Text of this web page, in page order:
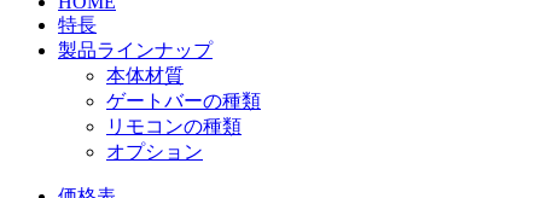
特長
製品ラインナップ
本体材質
ゲートバーの種類
リモコンの種類
オプション